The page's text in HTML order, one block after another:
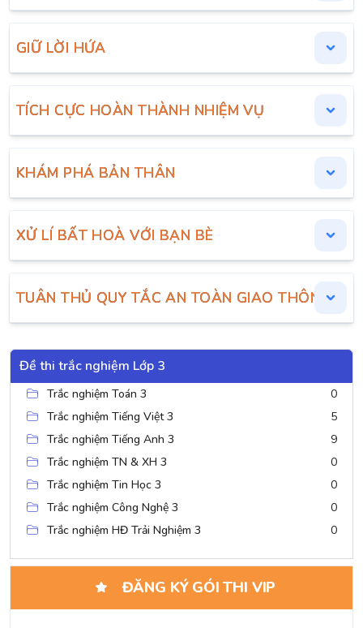
GIỮ LỜI HỨA
TÍCH CỰC HOÀN THÀNH NHIỆM VỤ
KHÁM PHÁ BẢN THÂN
XỬ LÍ BẤT HOÀ VỚI BẠN BÈ
TUÂN THỦ QUY TẮC AN TOÀN GIAO THÔNG
Đề thi trắc nghiệm Lớp 3
Trắc nghiệm Toán 3
0
Trắc nghiệm Tiếng Việt 3
5
Trắc nghiệm Tiếng Anh 3
9
Trắc nghiệm TN & XH 3
0
Trắc nghiệm Tin Học 3
0
Trắc nghiệm Công Nghệ 3
0
Trắc nghiệm HĐ Trải Nghiệm 3
0
ĐĂNG KÝ GÓI THI VIP